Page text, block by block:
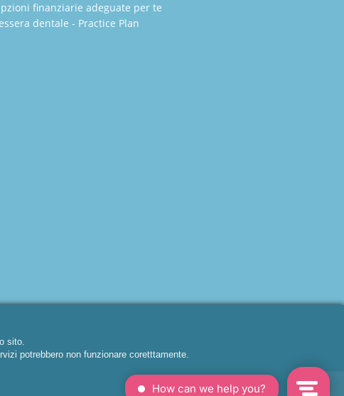
finanziarie adeguate per te
dentale - Practice Plan
sito.
potrebbero non funzionare coretttamente.